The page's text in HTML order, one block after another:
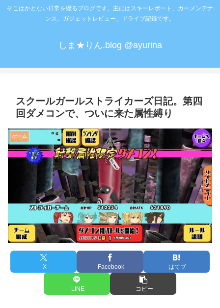
そこはかとない日常を綴るブログです。主にはスキーレポート、カーメンテナ
ンス、ガジェットレビュー、ドライブ記録です。
しま★りん.blog @ayurina
スクールガールストライカーズ日記。第四
回ダメコンで、ついに来た属性縛り
ゲーム
X Facebook はてブ
LINE コピー